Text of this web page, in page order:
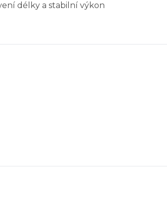
délky a stabilní výkon